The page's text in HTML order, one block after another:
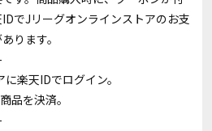
でJリーグオンラインストアのお支
ります。
楽天IDでログイン。
品を決済。